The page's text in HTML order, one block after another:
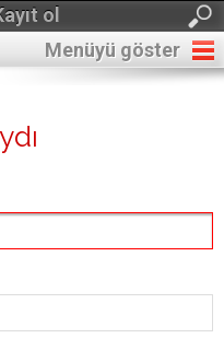
ol
Menüyü göster